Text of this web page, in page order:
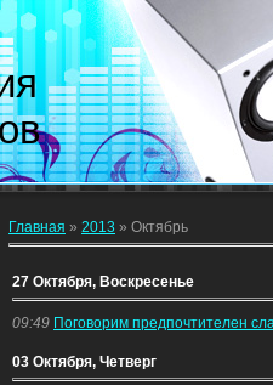
Главная » 2013 » Октябрь
27 Октября, Воскресенье
09:49 Поговорим предпочтителен
03 Октября, Четверг